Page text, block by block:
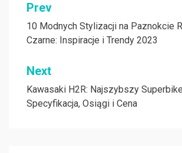
Nawigacja
wpisu
Prev
10 Modnych Stylizacji na Paznokcie
Czarne: Inspiracje i Trendy 2023
Next
Kawasaki H2R: Najszybszy
Specyfikacja, Osiągi i Cena